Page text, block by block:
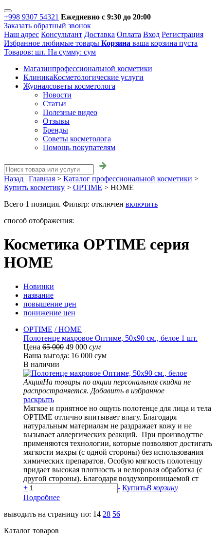
+998 9307 54321 Ежедневно с 9:30 до 20:00
Заказать обратный звонок
Наш адрес Консультант Доставка Оплата Вход Регистрация
Избранное любимые товары Корзина ваша корзина пуста
Товаров: шт. На сумму: сум
Магазинпрофессиональной косметики
КлиникаКосметологические услуги
Журналсоветы косметолога
Новости
Статьи
Полезные видео
Отзывы
Бренды
Советы косметолога
Помощь покупателям
Назад | Главная > Каталог профессиональной косметики >
Купить косметику > OPTIME > HOME
Всего 1 позиция. Фильтр: отключен включить
способ отображения:
Косметика OPTIME серия
HOME
Новинки
название
повышение цен
понижение цен
OPTIME / HOME
Полотенце махровое Оптиме, 50х90 см., белое 1 шт.
Цена 65 000 49 000 сум
Ваша выгода: 16 000 сум
В наличии
АкцияНа товары по акции персональная скидка не
распространяется. Добавить в избранное
раскрыть
Мягкое и приятное но ощупь полотенце для лица и тела
OPTIME отлично впитывает влагу. Благодаря
натуральным материалам не раздражает кожу и не
вызывает аллергических реакций. При производстве
применяются технологии, которые позволяют достигать
мягкости махры (с одной стороны) без использования
химических препаратов. Особую мягкость полотенцу
придает высокая плотность и велюровая обработка (с
другой стороны). Благодаря воздухопроницаемой ст
+
- КупитьВ корзину
Подробнее
выводить на страницу по: 14 28 56
Каталог товаров